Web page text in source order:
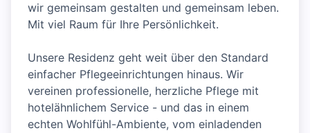
wir gemeinsam gestalten und gemeinsam leben.
Mit viel Raum für Ihre Persönlichkeit.
Unsere Residenz geht weit über den Standard
einfacher Pflegeeinrichtungen hinaus. Wir
vereinen professionelle, herzliche Pflege mit
hotelähnlichem Service - und das in einem
echten Wohlfühl-Ambiente, vom einladenden